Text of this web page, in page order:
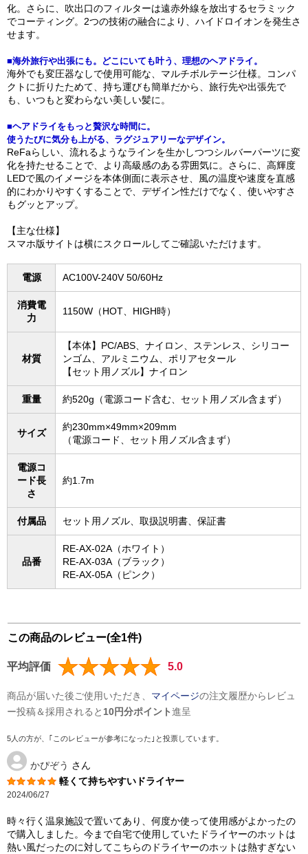
化。さらに、吹出口のフィルターは遠赤外線を放出するセラミック
でコーティング。2つの技術の融合により、ハイドロイオンを発生さ
せます。
■海外旅行や出張にも。どこにいても叶う、理想のヘアドライ。
海外でも変圧器なしで使用可能な、マルチボルテージ仕様。コンパ
クトに折りたためて、持ち運びも簡単だから、旅行先や出張先で
も、いつもと変わらない美しい髪に。
■ヘアドライをもっと贅沢な時間に。
使うたびに気分も上がる、ラグジュアリーなデザイン。
ReFaらしい、流れるようなラインを生かしつつシルバーパーツに変
化を持たせることで、より高級感のある雰囲気に。さらに、高輝度
LEDで風のイメージを本体側面に表示させ、風の温度や速度を直感
的にわかりやすくすることで、デザイン性だけでなく、使いやすさ
もグッとアップ。
【主な仕様】
スマホ版サイトは横にスクロールしてご確認いただけます。
電源 AC100V-240V 50/60Hz
消費電
力
1150W（HOT、HIGH時）
材質
【本体】PC/ABS、ナイロン、ステンレス、シリコー
ンゴム、アルミニウム、ポリアセタール
【セット用ノズル】ナイロン
重量 約520g（電源コード含む、セット用ノズル含まず）
サイズ
約230mm×49mm×209mm
（電源コード、セット用ノズル含まず）
電源コ
ード長
さ
約1.7m
付属品 セット用ノズル、取扱説明書、保証書
品番
RE‐AX‐02A（ホワイト）
RE‐AX‐03A（ブラック）
RE‐AX‐05A（ピンク）
この商品のレビュー(全1件)
平均評価 5.0
商品が届いた後ご使用いただき、 マイページの注文履歴からレビュ
ー投稿＆採用されると 10円分ポイント進呈
5人の方が、｢このレビューが参考になった｣と投票しています。
かぴぞう さん
軽くて持ちやすいドライヤー
2024/06/27
時々行く温泉施設で置いてあり、何度か使って使用感がよかったの
で購入しました。今まで自宅で使用していたドライヤーのホットは
熱い風だったのに対してこちらのドライヤーのホットは熱すぎない